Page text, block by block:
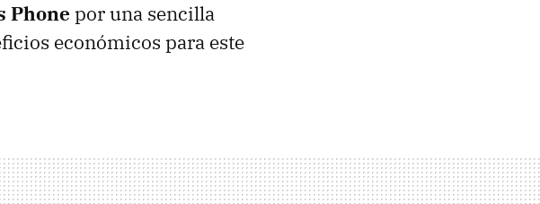
Phone por una sencilla
económicos para este